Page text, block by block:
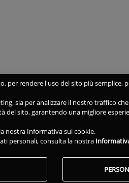
per rendere l'uso del sito più
sia per analizzare il nostro traffico
del sito, garantendo una migliore
nostra Informativa sui cookie.
personali, consulta la nostra